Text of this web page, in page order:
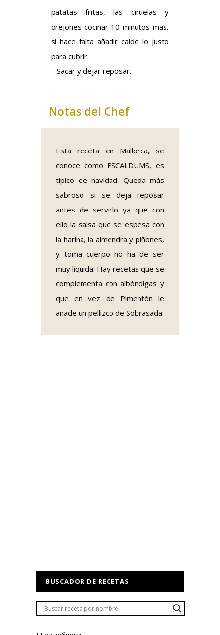
patatas fritas, las ciruelas y
orejones cocinar 10 minutos mas,
si hace falta añadir caldo lo justo
para cubrir.
– Sacar y dejar reposar.
Notas del Chef
Esta receta en Mallorca, se
conoce como ESCALDUMS, es
típico de navidad. Queda más
sabroso si se deja reposar
antes de servirlo ya que con
ello la salsa que se espesa con
la harina, la almendra y piñones,
y toma cuerpo no ha de ser
muy líquida. Hay recetas que se
complementa con albóndigas y
que en vez de Pimentón le
añade un pellizco de Sobrasada.
BUSCADOR DE RECETAS